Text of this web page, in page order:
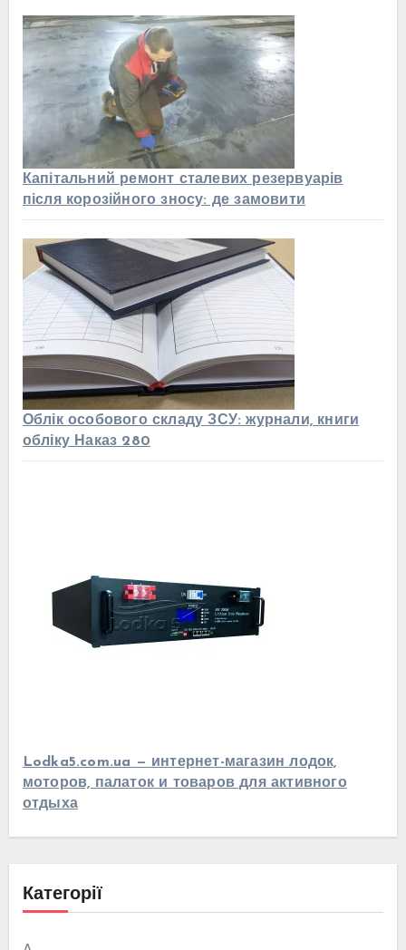
Капітальний ремонт сталевих резервуарів
після корозійного зносу: де замовити
Облік особового складу ЗСУ: журнали, книги
обліку Наказ 280
Lodka5.com.ua — интернет-магазин лодок,
моторов, палаток и товаров для активного
отдыха
Категорії